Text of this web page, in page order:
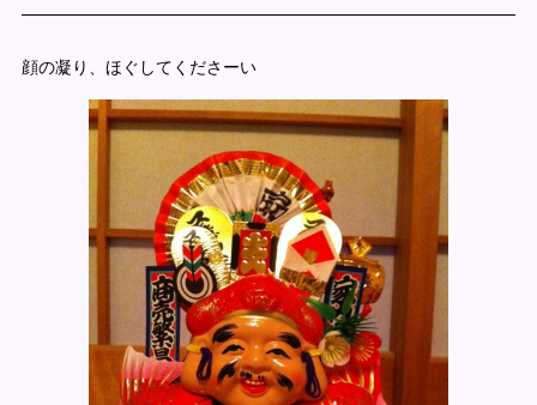
顔の凝り、ほぐしてくださーい